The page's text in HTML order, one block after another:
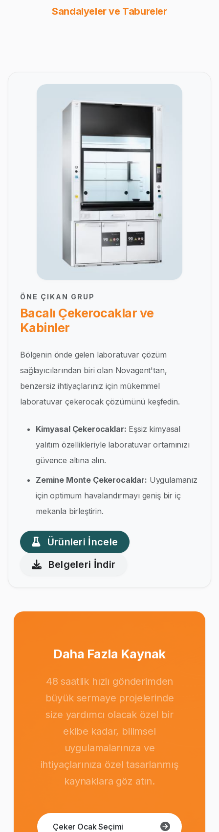
Sandalyeler ve Tabureler
ÖNE ÇIKAN GRUP
Bacalı Çekerocaklar ve
Kabinler
Bölgenin önde gelen laboratuvar çözüm
sağlayıcılarından biri olan Novagent'tan,
benzersiz ihtiyaçlarınız için mükemmel
laboratuvar çekerocak çözümünü keşfedin.
Kimyasal Çekerocaklar: Eşsiz kimyasal
yalıtım özellikleriyle laboratuvar ortamınızı
güvence altına alın.
Zemine Monte Çekerocaklar: Uygulamanız
için optimum havalandırmayı geniş bir iç
mekanla birleştirin.
Ürünleri İncele
Belgeleri İndir
Daha Fazla Kaynak
48 saatlik hızlı gönderimden
büyük sermaye projelerinde
size yardımcı olacak özel bir
ekibe kadar, bilimsel
uygulamalarınıza ve
ihtiyaçlarınıza özel tasarlanmış
kaynaklara göz atın.
Çeker Ocak Seçimi